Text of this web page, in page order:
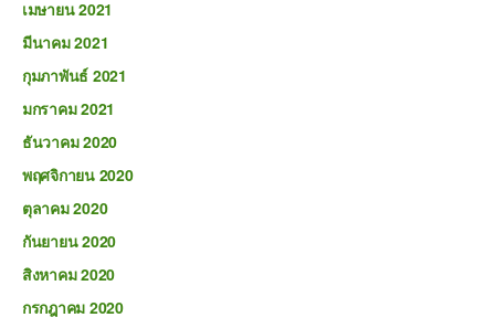
เมษายน 2021
มีนาคม 2021
กุมภาพันธ์ 2021
มกราคม 2021
ธันวาคม 2020
พฤศจิกายน 2020
ตุลาคม 2020
กันยายน 2020
สิงหาคม 2020
กรกฎาคม 2020